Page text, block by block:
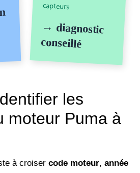
capteurs
→ diagnostic
conseillé
les
moteur Puma à
à croiser code moteur, année